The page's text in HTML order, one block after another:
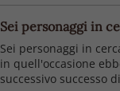
Sei personaggi in
Sei personaggi in
in quell'occasione
successivo successo